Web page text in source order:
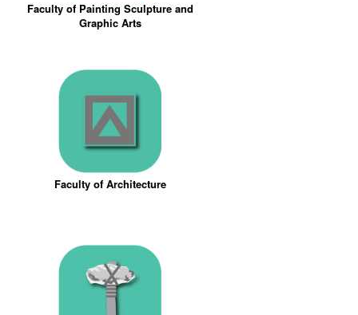
Faculty of Painting Sculpture and
Graphic Arts
Faculty of Architecture